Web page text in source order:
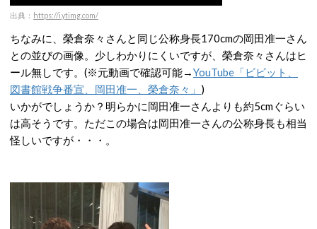
出典： https://i.ytimg.com/
ちなみに、榮倉奈々さんと同じ公称身長170cmの岡田准一さん
との並びの画像。少しわかりにくいですが、榮倉奈々さんはヒ
ール無しです。(※元動画で確認可能→YouTube「ビビット、
図書館戦争番宣、岡田准一、榮倉奈々」 )
いかがでしょうか？明らかに岡田准一さんよりも約5cmぐらい
は高そうです。ただこの場合は岡田准一さんの公称身長も相当
怪しいですが・・・。